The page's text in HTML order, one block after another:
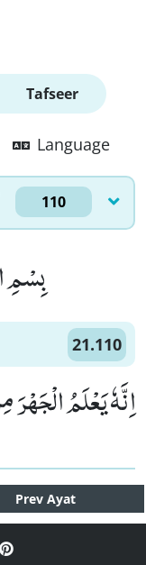
Tafseer
Language
110
بِسْمِ
21.110
اِنَّهٗ یَعْلَمُ الْجَهْرَ
Prev Ayat